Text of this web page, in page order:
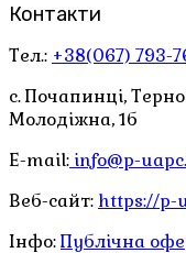
Контакти
Тел.: +38(067) 793-
с. Почапинці,
Молодіжна, 1б
E-mail: info@p-
Веб-сайт: https://p-
Інфо:Публічна